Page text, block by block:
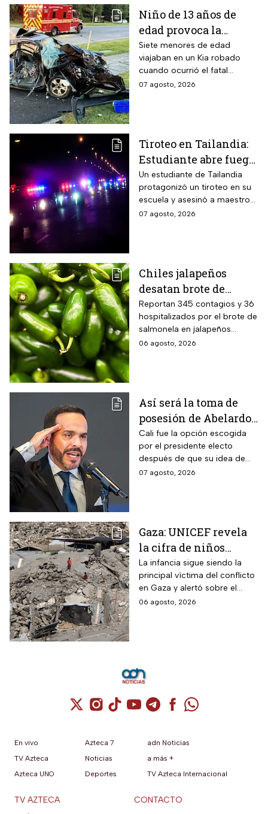
Niño de 13 años de
edad provoca la
muerte un hombre de
58 años y deja 6
lesionados
Siete menores de edad
viajaban en un Kia robado
cuando ocurrió el fatal
accidente en Maryland; la
07 agosto, 2026
Tiroteo en Tailandia:
Estudiante abre fuego
contra maestros y
alumnos; antes mató a
sus abuelos
Un estudiante de Tailandia
protagonizó un tiroteo en su
escuela y asesinó a maestros
y alumnos
07 agosto, 2026
Chiles jalapeños
desatan brote de
salmonella en 27
estados de EUA
Reportan 345 contagios y 36
hospitalizados por el brote de
salmonela en jalapeños
exportados desde México
06 agosto, 2026
Así será la toma de
posesión de Abelardo
De La Espriella en
Cali, Colombia: fecha,
hora y dónde ver
Cali fue la opción escogida
por el presidente electo
después de que su idea de
hacerlo en una guarnición
07 agosto, 2026
Gaza: UNICEF revela
la cifra de niños
muertos tras alto al
fuego
La infancia sigue siendo la
principal víctima del conflicto
en Gaza y alertó sobre el
aumento de menores
06 agosto, 2026
Cuenta de X / Twitter (se abre en una
Cuenta de Instagram (se abre en una
Cuenta de TikTok (se abre en
Cuenta de YouTube (se abre
Cuenta de Telegram (se
Cuenta de
Cuenta de
En vivo
TV Azteca
Azteca UNO
Azteca 7
Noticias
Deportes
adn Noticias
a más +
TV Azteca Internacional
TV AZTECA CONTACTO